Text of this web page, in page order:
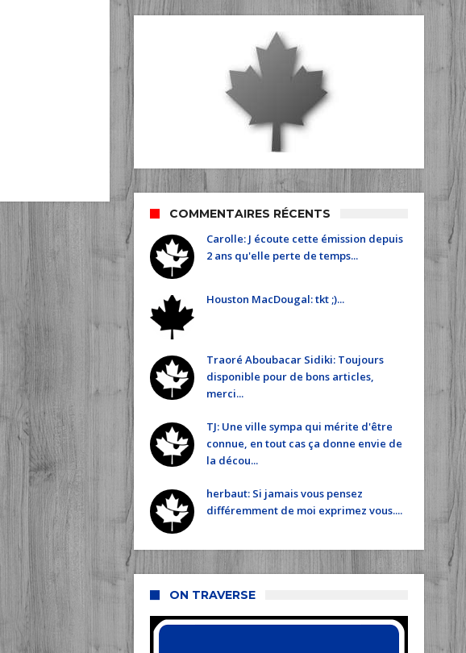
COMMENTAIRES RÉCENTS
Carolle: J écoute cette émission depuis
2 ans qu'elle perte de temps...
Houston MacDougal: tkt ;)...
Traoré Aboubacar Sidiki: Toujours
disponible pour de bons articles,
merci...
TJ: Une ville sympa qui mérite d'être
connue, en tout cas ça donne envie de
la décou...
herbaut: Si jamais vous pensez
différemment de moi exprimez vous....
ON TRAVERSE